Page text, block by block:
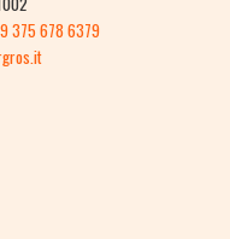
375 678 6379